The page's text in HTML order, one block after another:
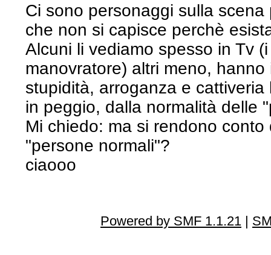
Ci sono personaggi sulla
che non si capisce perchè
Alcuni li vediamo spesso in Tv
manovratore) altri meno,
stupidità, arroganza e
in peggio, dalla normalità delle
Mi chiedo: ma si rendono
"persone normali"?
ciaooo
Powered by SMF 1.1.21 |